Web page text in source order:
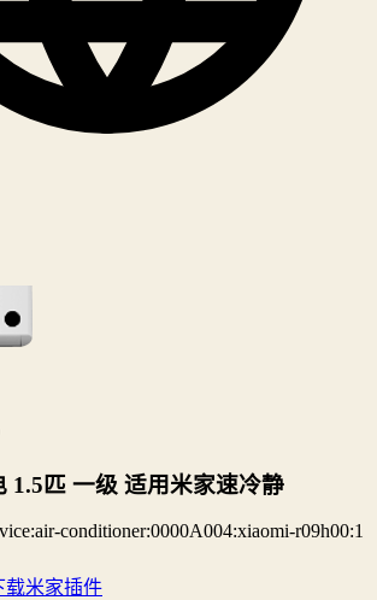
1.5匹 一级 适用米家速冷静
conditioner:0000A004:xiaomi-r09h00:1
载米家插件